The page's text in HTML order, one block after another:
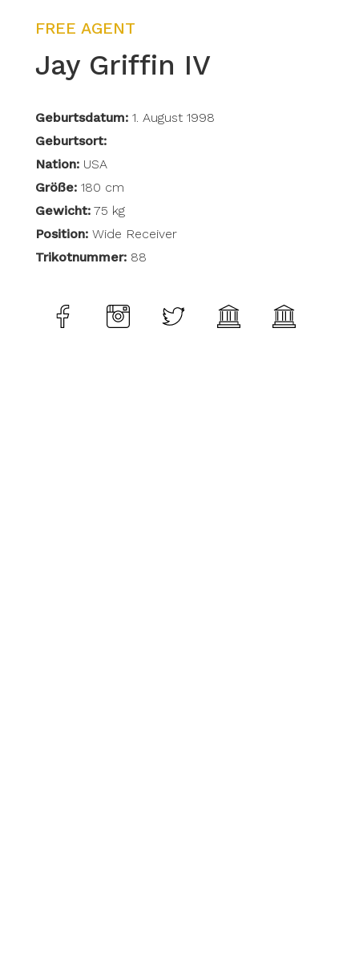
FREE AGENT
Jay Griffin IV
Geburtsdatum:1. August 1998
Geburtsort:
Nation:USA
Größe:180 cm
Gewicht:75 kg
Position:Wide Receiver
Trikotnummer:88